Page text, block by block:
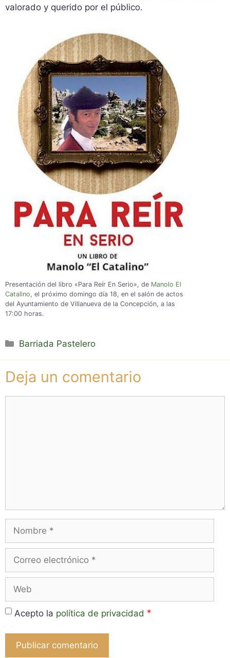
valorado y querido por el público.
Presentación del libro «Para Reír En Serio», de Manolo El
Catalino, el próximo domingo día 18, en el salón de actos
del Ayuntamiento de Villanueva de la Concepción, a las
17:00 horas.
Categorías
Barriada Pastelero
Deja un comentario
Nombre
Correo
Web
Acepto la política de privacidad *